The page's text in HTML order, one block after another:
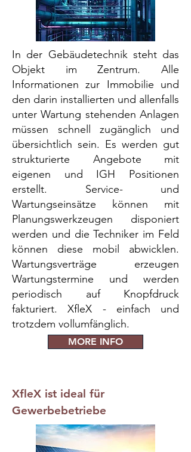
In der Gebäudetechnik steht das
Objekt im Zentrum. Alle
Informationen zur Immobilie und
den darin installierten und allenfalls
unter Wartung stehenden Anlagen
müssen schnell zugänglich und
übersichtlich sein. Es werden gut
strukturierte Angebote mit
eigenen und IGH Positionen
erstellt. Service- und
Wartungseinsätze können mit
Planungswerkzeugen disponiert
werden und die Techniker im Feld
können diese mobil abwicklen.
Wartungsverträge erzeugen
Wartungstermine und werden
periodisch auf Knopfdruck
fakturiert. XfleX - einfach und
trotzdem vollumfänglich.
MORE INFO
XfleX ist ideal für
Gewerbebetriebe